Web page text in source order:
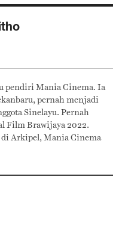
pendiri Mania Cinema. Ia
pernah menjadi
Sinelayu. Pernah
Film Brawijaya 2022.
Arkipel, Mania Cinema